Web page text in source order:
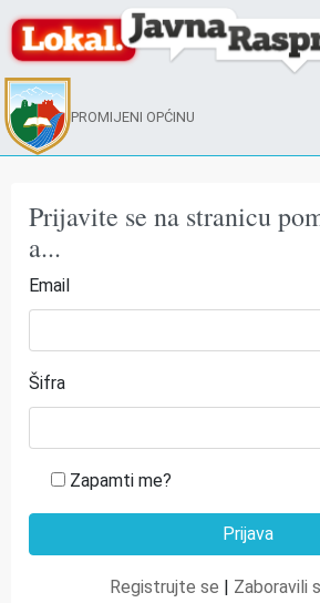
PROMIJENI OPĆINU
Prijavite se na stranicu
a...
Email
Šifra
Zapamti me?
Registrujte se | Zaboravili